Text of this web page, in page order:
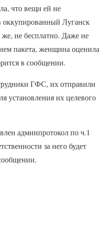
что вещи ей не
оккупированный Луганск
не бесплатно. Даже не
пакета, женщина оценила
в сообщении.
ГФС, их отправили
установления их целевого
админпротокол по ч.1
за него будет